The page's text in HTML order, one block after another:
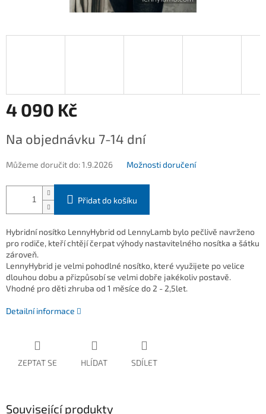
4 090 Kč
cena:
Na objednávku 7-14 dní
Můžeme doručit do:1.9.2026 Možnosti doručení
Přidat do košíku
Hybridní nosítko LennyHybrid od LennyLamb bylo pečlivě navrženo
pro rodiče, kteří chtějí čerpat výhody nastavitelného nosítka a šátku
zároveň.
LennyHybrid je velmi pohodlné nosítko, které využijete po velice
dlouhou dobu a přizpůsobí se velmi dobře jakékoliv postavě.
Vhodné pro děti zhruba od 1 měsíce do 2 - 2,5let.
Detailní informace
ZEPTAT SE HLÍDAT SDÍLET
Související produkty